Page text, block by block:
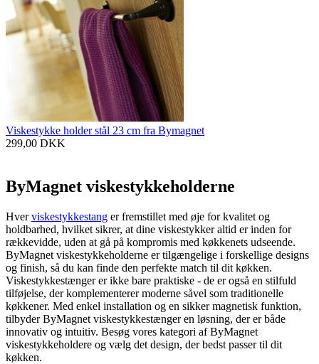
Viskestykke holder stål 23 cm fra Bymagnet
299,00 DKK
ByMagnet viskestykkeholderne
Hverviskestykkestang er fremstillet med øje for kvalitet og
holdbarhed, hvilket sikrer, at dine viskestykker altid er inden for
rækkevidde, uden at gå på kompromis med køkkenets udseende.
ByMagnet viskestykkeholderne er tilgængelige i forskellige designs
og finish, så du kan finde den perfekte match til dit køkken.
Viskestykkestænger er ikke bare praktiske - de er også en stilfuld
tilføjelse, der komplementerer moderne såvel som traditionelle
køkkener. Med enkel installation og en sikker magnetisk funktion,
tilbyder ByMagnet viskestykkestænger en løsning, der er både
innovativ og intuitiv. Besøg vores kategori af ByMagnet
viskestykkeholdere og vælg det design, der bedst passer til dit
køkken.